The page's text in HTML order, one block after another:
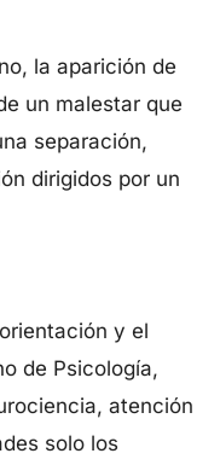
la aparición de
un malestar que
separación,
dirigidos por un
y el
de Psicología,
atención
solo los